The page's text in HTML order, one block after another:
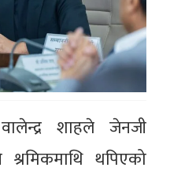
वालेन्द्र शाहले जेनजी
थपिएको